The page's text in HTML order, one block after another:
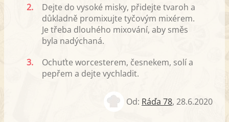
2.
Dejte do vysoké misky, přidejte tvaroh a
důkladně promixujte tyčovým mixérem.
Je třeba dlouhého mixování, aby směs
byla nadýchaná.
3.
Ochuťte worcesterem, česnekem, solí a
pepřem a dejte vychladit.
Od: Ráďa 78, 28.6.2020